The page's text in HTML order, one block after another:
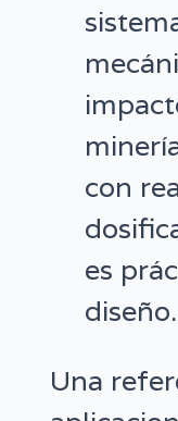
con
es
diseño.
Una